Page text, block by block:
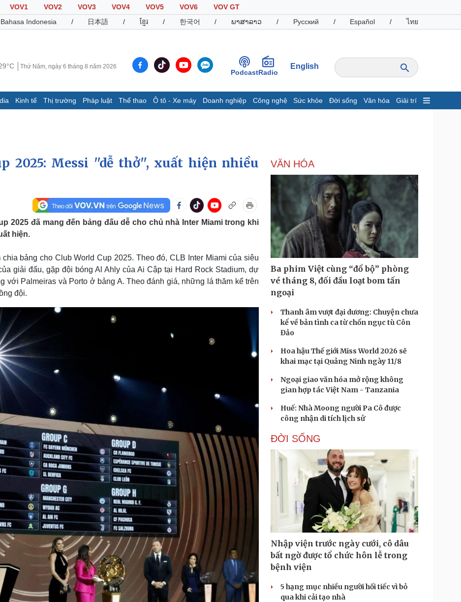
VOV1 VOV2 VOV3 VOV4 VOV5 VOV6
VOV GT
Bahasa Indonesia / 日本語 / ខ្មែរ / 한국어 / ພາສາລາວ / Русский / Español / ไทย
Thứ Năm, ngày 6 tháng 8 năm 2026
PodcastRadio
English
Kinh tế Thị trường Pháp luật Thể thao Ô tô - Xe máy Doanh nghiệp Công nghệ Sức khỏe Đời sống Văn hóa Giải trí
Infographic
Giá cà phê
Thể thao
Lịch thi đấu bóng đá
Hậu trường
Ô tô - Xe máy
Xe máy
Doanh nghiệp
Thông tin doanh nghiệp
Doanh nghiệp 24h
Doanh nhân
Vì cộng đồng
Công nghệ
Sành điệu
Tin Công nghệ
Trải nghiệm
Chuyển đổi số
Văn hóa
Âm nhạc
Giải trí
Sao Việt
Du lịch
check-in
Podcast
Câu chuyện thời sự
Cửa sổ tình yêu
Kể chuyện cho bé
Hạt giống tâm hồn
2025: Messi ''dễ thở'', xuất hiện nhiều
2025 đã mang đến bảng đấu dễ cho chủ nhà Inter Miami trong khi
hiện.
bảng cho Club World Cup 2025. Theo đó, CLB Inter Miami của siêu
giải đấu, gặp đội bóng Al Ahly của Ai Cập tại Hard Rock Stadium, dự
với Palmeiras và Porto ở bảng A. Theo đánh giá, những lá thăm kể trên
đội.
VĂN HÓA
Ba phim Việt cùng “đổ bộ” phòng
vé tháng 8, đối đầu loạt bom tấn
ngoại
Thanh âm vượt đại dương: Chuyện chưa
kể về bản tình ca từ chốn ngục tù Côn
Đảo
Hoa hậu Thế giới Miss World 2026 sẽ
khai mạc tại Quảng Ninh ngày 11/8
Ngoại giao văn hóa mở rộng không
gian hợp tác Việt Nam - Tanzania
Huế: Nhà Moong người Pa Cô được
công nhận di tích lịch sử
ĐỜI SỐNG
Nhập viện trước ngày cưới, cô dâu
bất ngờ được tổ chức hôn lễ trong
bệnh viện
5 hạng mục nhiều người hối tiếc vì bỏ
qua khi cải tạo nhà